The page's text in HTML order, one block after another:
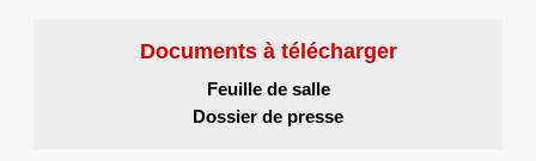
Documents à télécharger
Feuille de salle
Dossier de presse